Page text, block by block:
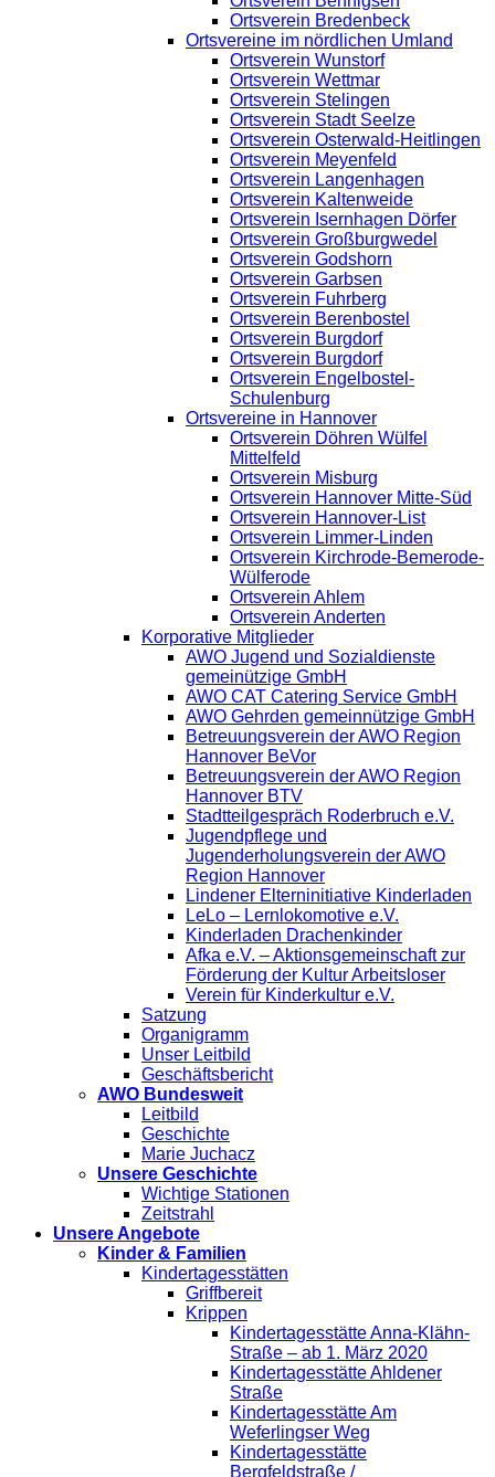
Ortsverein Bredenbeck
Ortsvereine im nördlichen Umland
Ortsverein Wunstorf
Ortsverein Wettmar
Ortsverein Stelingen
Ortsverein Stadt Seelze
Ortsverein Osterwald-Heitlingen
Ortsverein Meyenfeld
Ortsverein Langenhagen
Ortsverein Kaltenweide
Ortsverein Isernhagen Dörfer
Ortsverein Großburgwedel
Ortsverein Godshorn
Ortsverein Garbsen
Ortsverein Fuhrberg
Ortsverein Berenbostel
Ortsverein Burgdorf
Ortsverein Burgdorf
Ortsverein Engelbostel-
Schulenburg
Ortsvereine in Hannover
Ortsverein Döhren Wülfel
Mittelfeld
Ortsverein Misburg
Ortsverein Hannover Mitte-Süd
Ortsverein Hannover-List
Ortsverein Limmer-Linden
Ortsverein Kirchrode-Bemerode-
Wülferode
Ortsverein Ahlem
Ortsverein Anderten
Korporative Mitglieder
AWO Jugend und Sozialdienste
gemeinützige GmbH
AWO CAT Catering Service GmbH
AWO Gehrden gemeinnützige GmbH
Betreuungsverein der AWO Region
Hannover BeVor
Betreuungsverein der AWO Region
Hannover BTV
Stadtteilgespräch Roderbruch e.V.
Jugendpflege und
Jugenderholungsverein der AWO
Region Hannover
Lindener Elterninitiative Kinderladen
LeLo – Lernlokomotive e.V.
Kinderladen Drachenkinder
Afka e.V. – Aktionsgemeinschaft zur
Förderung der Kultur Arbeitsloser
Verein für Kinderkultur e.V.
Satzung
Organigramm
Unser Leitbild
Geschäftsbericht
AWO Bundesweit
Leitbild
Geschichte
Marie Juchacz
Unsere Geschichte
Wichtige Stationen
Zeitstrahl
Unsere Angebote
Kinder & Familien
Kindertagesstätten
Griffbereit
Krippen
Kindertagesstätte Anna-Klähn-
Straße – ab 1. März 2020
Kindertagesstätte Ahldener
Straße
Kindertagesstätte Am
Weferlingser Weg
Kindertagesstätte
Bergfeldstraße /